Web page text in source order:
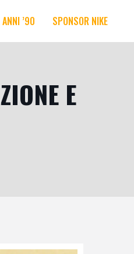
ANNI ’90 SPONSOR NIKE
E